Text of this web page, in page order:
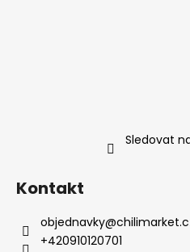
Sledovat
Kontakt
objednavky@
+420910120701